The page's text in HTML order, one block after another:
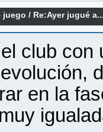
juego / Re:Ayer jugué
club
en la